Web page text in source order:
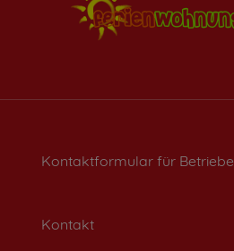
Kontaktformular für Betriebe
Kontakt